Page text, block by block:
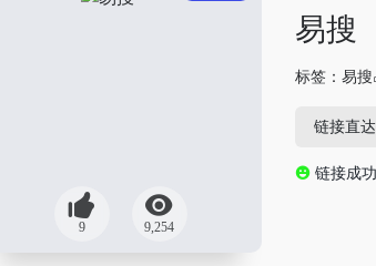
9 9,254
易搜
标签： 易搜
链接直达
链接成